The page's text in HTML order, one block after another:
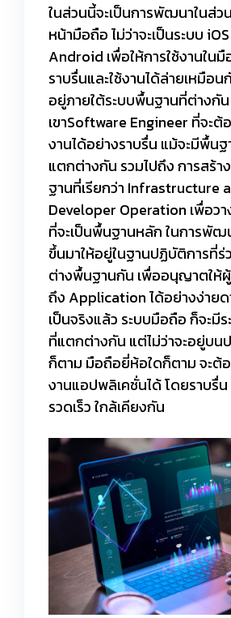
ในส่วนนี้จะเป็นการพัฒนาในส่ว
หน้ามือถือ ไม่ว่าจะเป็นระบบ
Android เพื่อให้การใช้งานใน
ราบรื่นและใช้งานได้ล่ายเหมือน
อยู่ภายใต้ระบบพื้นฐานที่ต่างกั
เขาSoftware Engineer ที่จะต้
งานได้อย่างราบรื่น แม้จะมีพื้น
แตกต่างกัน รวมไปถึง การสร้า
ฐานที่เรียกว่า Infrastructure
Developer Operation เพื่อว
ที่จะเป็นพื้นฐานหลัก ในการพั
ขึ้นมาให้อยู่ในฐานปฏิบัติการที่ร่
ต่างพื้นฐานกัน เพื่ออนุญาตให้ผู้
ถึง Application ได้อย่างง่ายด
เป็นจริงแล้ว ระบบมือถือ ก็จะมี
ที่แตกต่างกัน แต่ไม่ว่าจะอยู่บน
ก็ตาม มือถือยี่ห้อใดก็ตาม จะต้
งานแอปพลิเคชั่นได้ โดยราบรื่
รวดเร็ว ใกล้เคียงกัน